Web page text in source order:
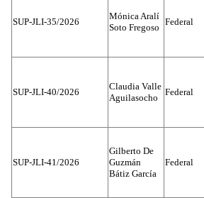
SUP-JLI-35/2026
Mónica Aralí
Soto Fregoso
Federal
SUP-JLI-40/2026
Claudia Valle
Aguilasocho
Federal
SUP-JLI-41/2026
Gilberto De
Guzmán
Bátiz García
Federal